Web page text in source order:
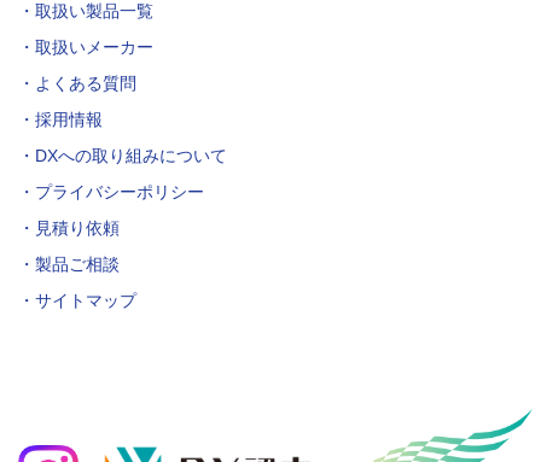
取扱い製品一覧
取扱いメーカー
よくある質問
採用情報
DXへの取り組みについて
プライバシーポリシー
見積り依頼
製品ご相談
サイトマップ